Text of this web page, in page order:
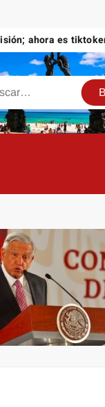
ahora es tiktoker